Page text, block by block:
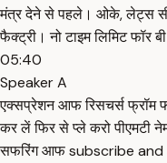
मंत्र देने से पहले। ओके, लेट्स सी
फैक्ट्री। नो टाइम लिमिट फॉर
05:40
Speaker A
एक्सप्रेशन आफ रिसचर्स फ्रॉम
कर लें फिर से प्ले करो पीएमटी
सफरिंग आफ subscribe and